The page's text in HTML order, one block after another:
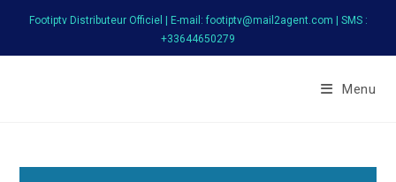
Footiptv Distributeur Officiel | E-mail: footiptv@mail2agent.com | SMS :
+33644650279
Menu